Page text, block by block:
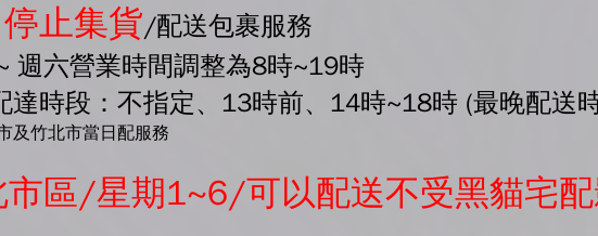
止集貨/配送包裹服務
週六營業時間調整為8時~19時
達時段：不指定、13時前、14時~18時 (最晚配送
及竹北市當日配服務
市區/星期1~6/可以配送不受黑貓宅